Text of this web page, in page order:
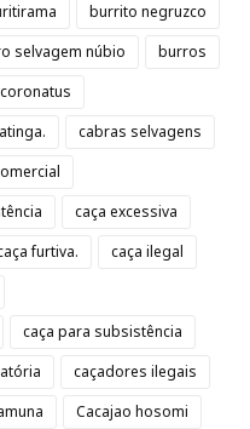
burrito negruzco
selvagem núbio
burros
cabras selvagens
caça excessiva
furtiva.
caça ilegal
caça para subsistência
caçadores ilegais
Cacajao hosomi